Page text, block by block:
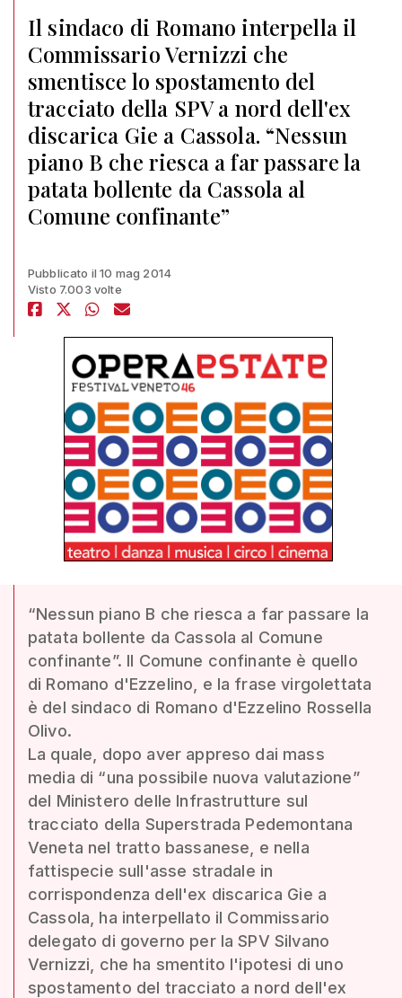
Il sindaco di Romano interpella il
Commissario Vernizzi che
smentisce lo spostamento del
tracciato della SPV a nord dell'ex
discarica Gie a Cassola. “Nessun
piano B che riesca a far passare la
patata bollente da Cassola al
Comune confinante”
Pubblicato il 10 mag 2014
Visto 7.003 volte
“Nessun piano B che riesca a far passare la
patata bollente da Cassola al Comune
confinante”. Il Comune confinante è quello
di Romano d'Ezzelino, e la frase virgolettata
è del sindaco di Romano d'Ezzelino Rossella
Olivo.
La quale, dopo aver appreso dai mass
media di “una possibile nuova valutazione”
del Ministero delle Infrastrutture sul
tracciato della Superstrada Pedemontana
Veneta nel tratto bassanese, e nella
fattispecie sull'asse stradale in
corrispondenza dell'ex discarica Gie a
Cassola, ha interpellato il Commissario
delegato di governo per la SPV Silvano
Vernizzi, che ha smentito l'ipotesi di uno
spostamento del tracciato a nord dell'ex